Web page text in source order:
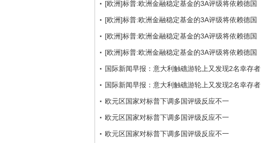
[欧洲]标普:欧洲金融稳定基金的3A评级将依赖德国
[欧洲]标普:欧洲金融稳定基金的3A评级将依赖德国
[欧洲]标普:欧洲金融稳定基金的3A评级将依赖德国
[欧洲]标普:欧洲金融稳定基金的3A评级将依赖德国
国际新闻早报：意大利触礁游轮上又发现2名幸存者
国际新闻早报：意大利触礁游轮上又发现2名幸存者
欧元区国家对标普下调多国评级反应不一
欧元区国家对标普下调多国评级反应不一
欧元区国家对标普下调多国评级反应不一